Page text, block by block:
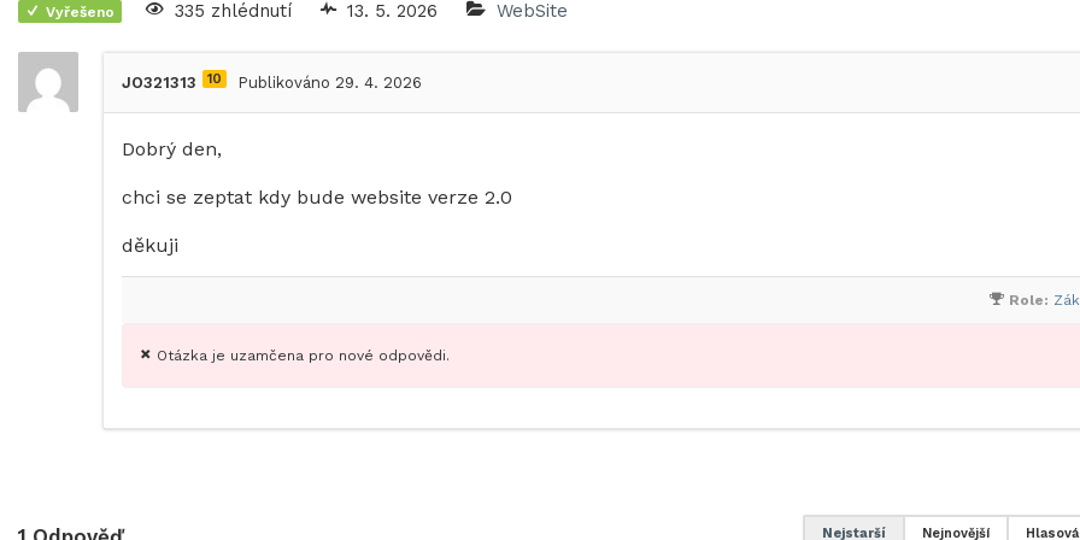
Vyřešeno 335 zhlédnutí 13. 5. 2026 WebSite
JO321313 10 Publikováno 29. 4. 2026
Dobrý den,
chci se zeptat kdy bude website verze 2.0
děkuji
Role:
Otázka je uzamčena pro nové odpovědi.
Nejnovější
Nejstarší